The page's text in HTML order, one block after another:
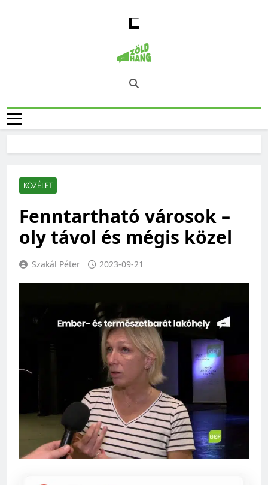
Magyarország
Zöld Hangja
Zöld Hang – Természet, Klímaváltozás,
Fenntarthatóság, Jövő
KÖZÉLET
Fenntartható városok –
oly távol és mégis közel
Szakál Péter 2023-09-21